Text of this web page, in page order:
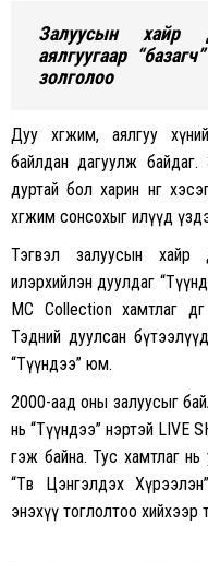
Залуусын хайр
аялгуугаар
золголоо
Дуу хөгжим, аялгуу
байлдан дагуулж
дуртай бол харин нөгөө
хөгжим сонсохыг илүүд
Тэгвэл залуусын хайр
илэрхийлэн дуулдаг
MC Collection хамтлаг
Тэдний дуулсан
“Түүндээ” юм.
2000-аад оны залуусыг
нь “Түүндээ” нэртэй LIVE
гэж байна. Тус хамтлаг
“Төв Цэнгэлдэх
энэхүү тоглолтоо хийхээр